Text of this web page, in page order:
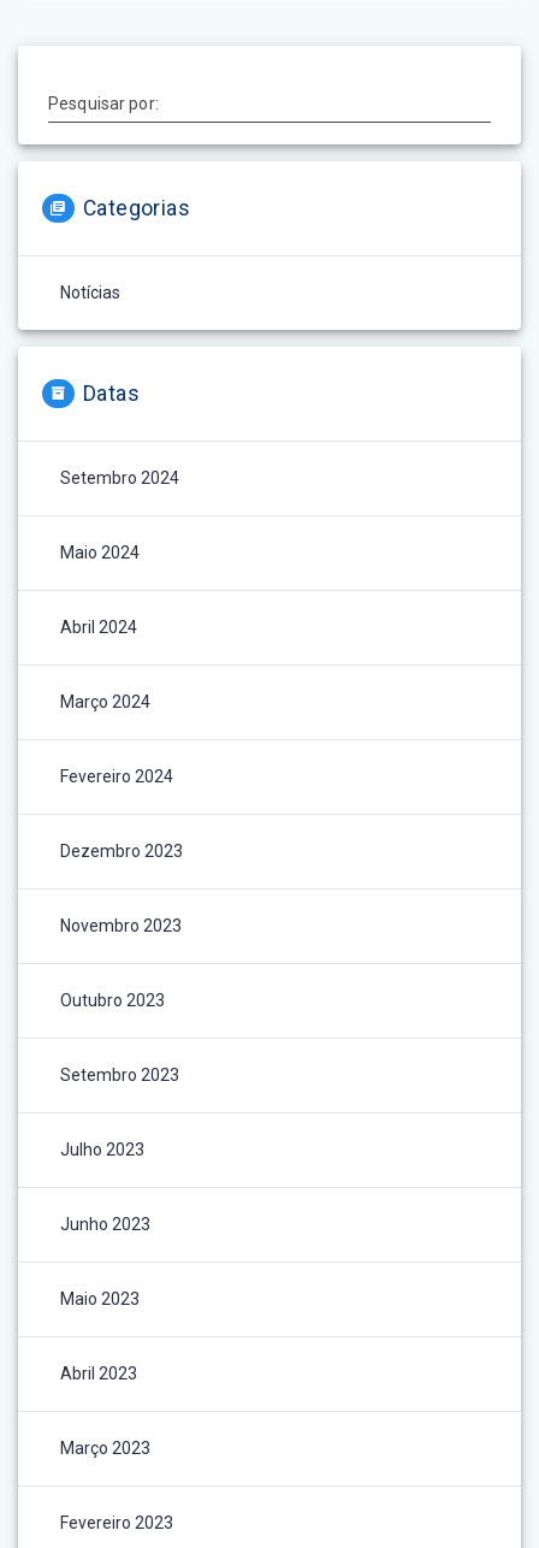
Pesquisar por:
Categorias
Notícias
Datas
Setembro 2024
Maio 2024
Abril 2024
Março 2024
Fevereiro 2024
Dezembro 2023
Novembro 2023
Outubro 2023
Setembro 2023
Julho 2023
Junho 2023
Maio 2023
Abril 2023
Março 2023
Fevereiro 2023